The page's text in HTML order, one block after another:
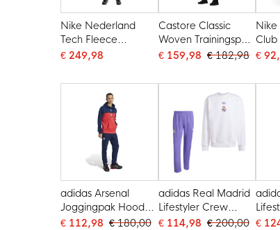
Nike Nederland
Tech Fleece
Trainingspak 2026-
Zwart Feloranje
€ 249,98
Castore Classic
Woven Trainingspak
Zwart
€ 159,98 € 182,98
Nike
Club
€
adidas Arsenal
Joggingpak Hooded
1992-1994 Rood
€ 112,98 € 180,00
adidas Real Madrid
Lifestyler Crew
Trainingspak Wit
€ 114,98 € 200,00 €